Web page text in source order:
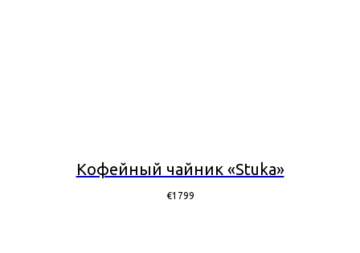
Кофейный чайник «Stuka»
€1799